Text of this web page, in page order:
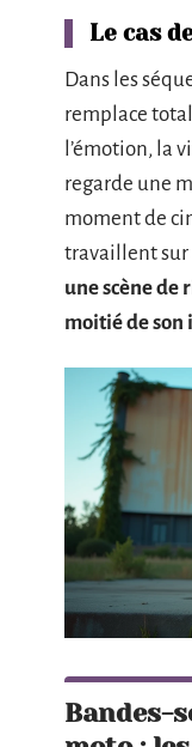
Le cas
Dans les
remplace
l’émotion, la
regarde une
moment de
travaillent sur
une scène de
moitié de son
Bandes-